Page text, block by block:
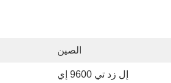
الصين
إل زد تي 9600 إي